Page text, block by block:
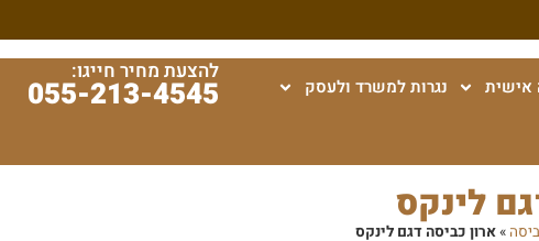
אישית נגרות למשרד ולעסק
להצעת מחיר חייגו:
055-213-4545
לינקס
»ארון כביסה דגם לינקס